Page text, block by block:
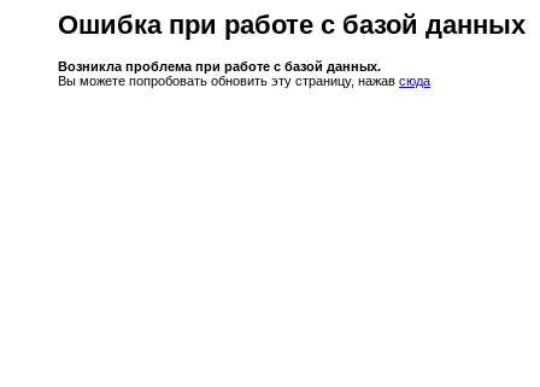
Ошибка при работе с базой данных
Возникла проблема при работе с базой данных.
Вы можете попробовать обновить эту страницу, нажав сюда